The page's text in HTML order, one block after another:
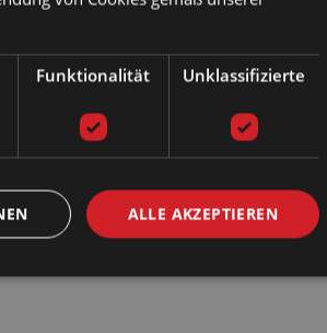
Funktionalität Unklassifizierte
ALLE AKZEPTIEREN